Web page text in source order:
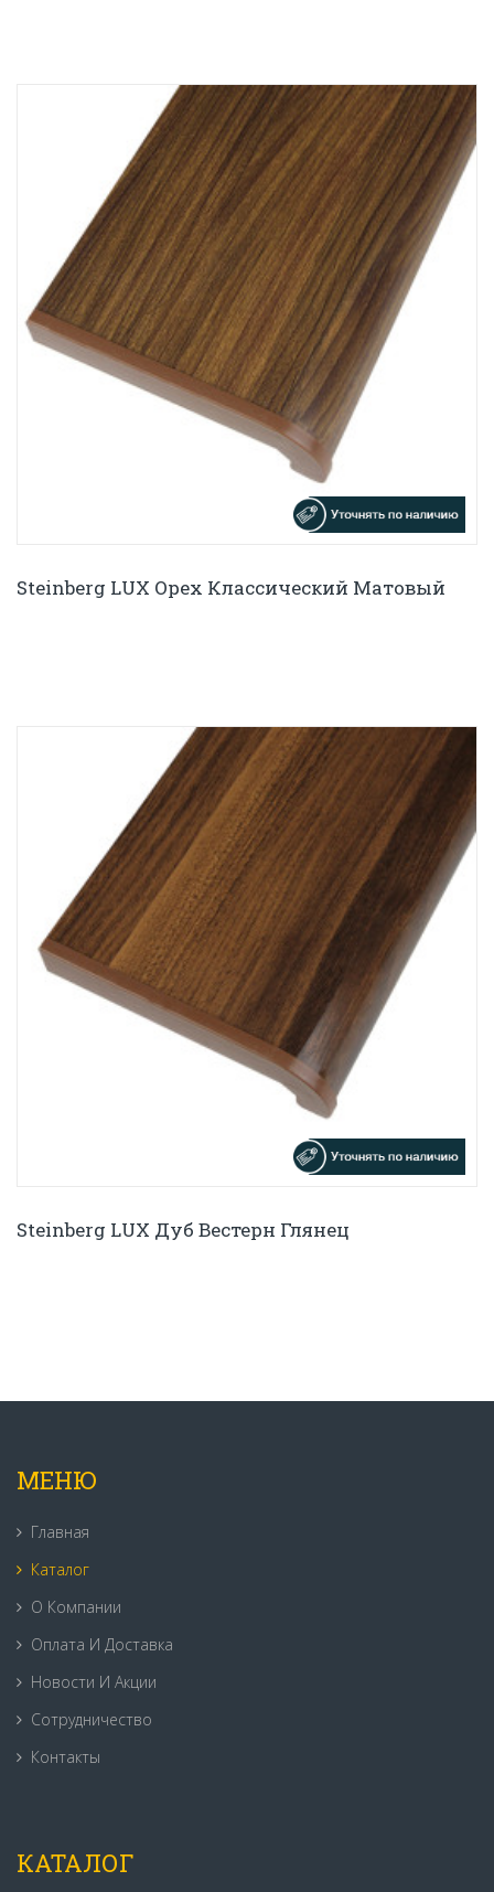
Steinberg LUX Орех Классический Матовый
Steinberg LUX Дуб Вестерн Глянец
МЕНЮ
Главная
Каталог
О Компании
Оплата И Доставка
Новости И Акции
Сотрудничество
Контакты
КАТАЛОГ